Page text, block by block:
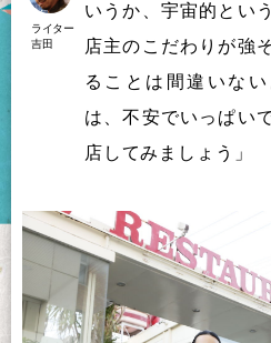
ライター
吉田
い うか 宇宙的 と い
店主の こ だわ り が強
る こ と は 間違 い な い
は
、不安でい っ ぱい
店 してみ ま し ょ う 」